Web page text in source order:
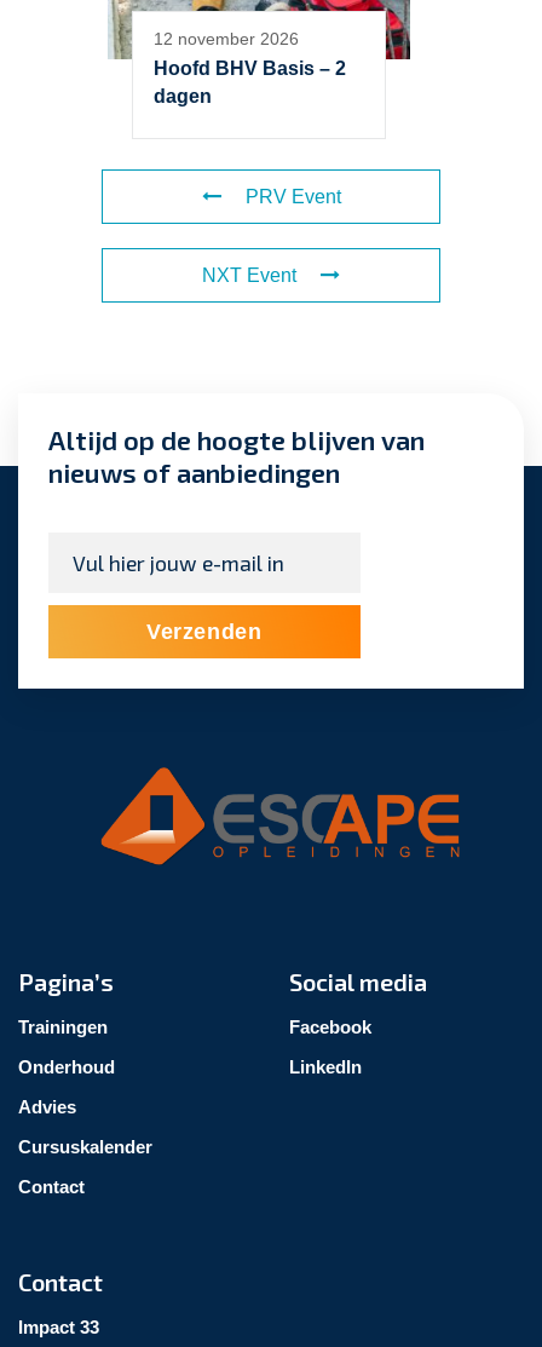
12 november 2026
Hoofd BHV Basis – 2
dagen
PRV Event
NXT Event
Altijd op de hoogte blijven van
nieuws of aanbiedingen
mailadres*
Verzenden
Pagina’s
Trainingen
Onderhoud
Advies
Cursuskalender
Contact
Social media
Facebook
LinkedIn
Contact
Impact 33